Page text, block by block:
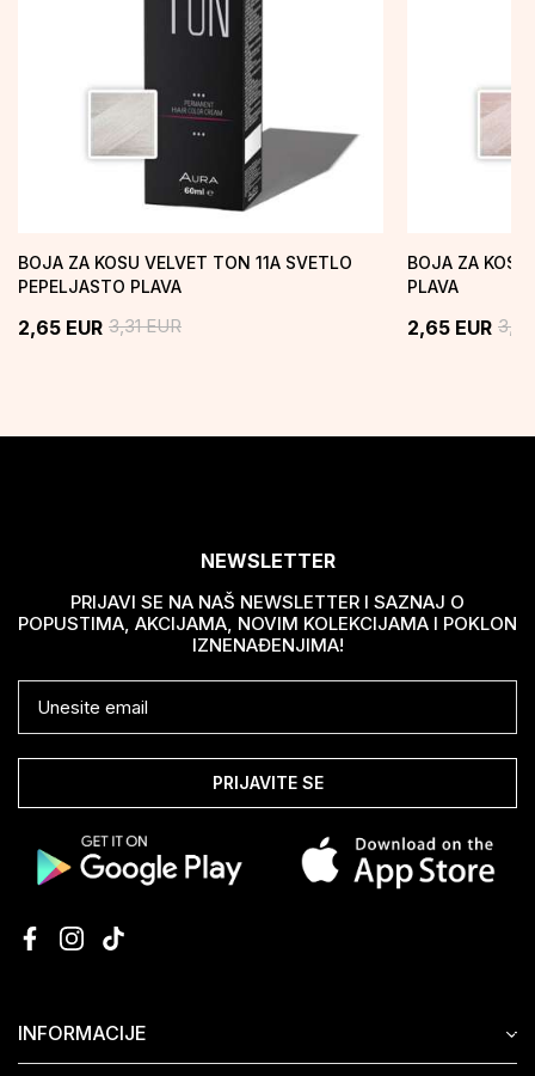
BOJA ZA KOSU VELVET TON 11A SVETLO
PEPELJASTO PLAVA
2,65 EUR 3,31EUR
BOJA ZA
PLAVA
2,65 EUR 3,31
INFORMACIJE
NEWSLETTER
PRIJAVI SE NA NAŠ NEWSLETTER I SAZNAJ O
POPUSTIMA, AKCIJAMA, NOVIM KOLEKCIJAMA I POKLON
IZNENAĐENJIMA!
PRIJAVITE SE